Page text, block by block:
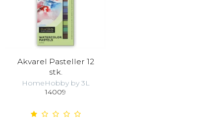
Akvarel Pasteller 12
stk.
HomeHobby by 3L
14009